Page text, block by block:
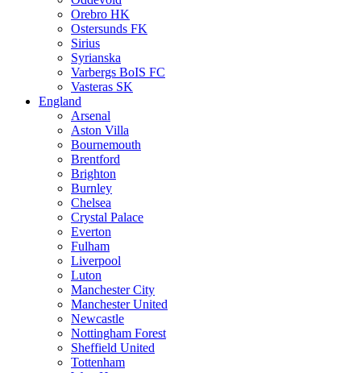
Orebro HK
Ostersunds FK
Sirius
Syrianska
Varbergs BoIS FC
Vasteras SK
England
Arsenal
Aston Villa
Bournemouth
Brentford
Brighton
Burnley
Chelsea
Crystal Palace
Everton
Fulham
Liverpool
Luton
Manchester City
Manchester United
Newcastle
Nottingham Forest
Sheffield United
Tottenham